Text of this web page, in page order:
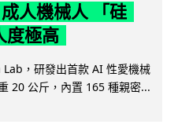
人機械人 「硅
度極高
，研發出首款 AI 性愛機械
20 公斤，內置 165 種親密...